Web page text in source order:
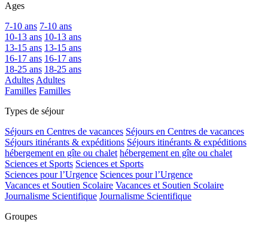
Ages
7-10 ans 7-10 ans
10-13 ans 10-13 ans
13-15 ans 13-15 ans
16-17 ans 16-17 ans
18-25 ans 18-25 ans
AdultesAdultes
Familles Familles
Types de séjour
Séjours en Centres de vacances Séjours en Centres de vacances
Séjours itinérants & expéditions Séjours itinérants & expéditions
hébergement en gîte ou chalet hébergement en gîte ou chalet
Sciences et Sports Sciences et Sports
Sciences pour l’Urgence Sciences pour l’Urgence
Vacances et Soutien Scolaire Vacances et Soutien Scolaire
Journalisme Scientifique Journalisme Scientifique
Groupes